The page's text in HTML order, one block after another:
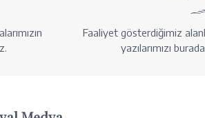
Faaliyet gösterdiğimiz
yazılarımızı